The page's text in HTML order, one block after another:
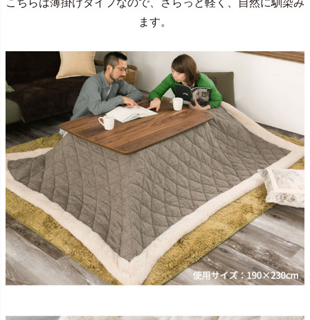
こちらは薄掛けタイプなので、さらっと軽く、自然に馴染み
ます。